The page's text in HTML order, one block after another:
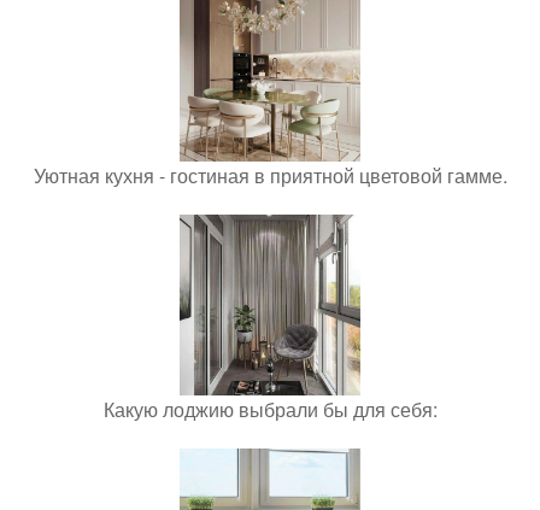
Уютная кухня - гостиная в приятной цветовой гамме.
Какую лоджию выбрали бы для себя: